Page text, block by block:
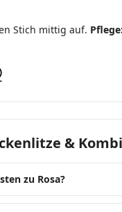
Stich mittig auf. Pflege:
&
zu Rosa?